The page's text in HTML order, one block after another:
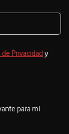
de Privacidad y
para mi